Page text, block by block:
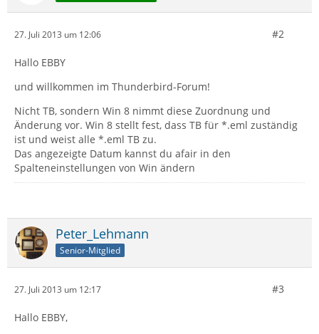
27. Juli 2013 um 12:06 #2
Hallo EBBY
und willkommen im Thunderbird-Forum!
Nicht TB, sondern Win 8 nimmt diese Zuordnung und
Änderung vor. Win 8 stellt fest, dass TB für *.eml zuständig
ist und weist alle *.eml TB zu.
Das angezeigte Datum kannst du afair in den
Spalteneinstellungen von Win ändern
Peter_Lehmann
Senior-Mitglied
27. Juli 2013 um 12:17 #3
Hallo EBBY,